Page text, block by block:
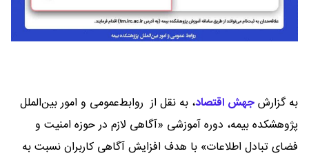
به گزارشجهش اقتصاد، به نقل از روابط‌عمومی و امور بین‌الملل
پژوهشکده بیمه، دوره آموزشی «آگاهی لازم در حوزه امنیت و
فضای تبادل اطلاعات» با هدف افزایش آگاهی کاربران نسبت به